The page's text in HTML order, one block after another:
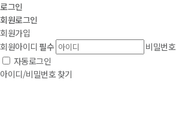
로그인
회원로그인
회원가입
회원아이디 필수 비밀번호
자동로그인
아이디/비밀번호 찾기